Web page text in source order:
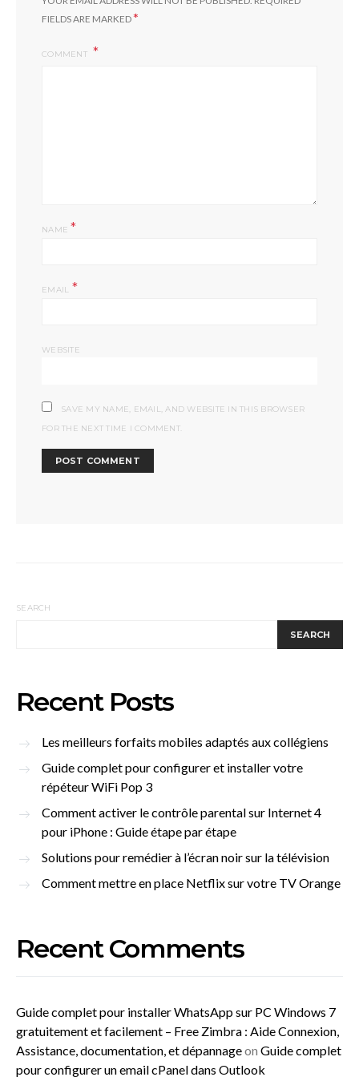
FIELDS ARE MARKED*
COMMENT
NAME *
EMAIL *
WEBSITE
SAVE MY NAME, EMAIL, AND WEBSITE IN THIS BROWSER
FOR THE NEXT TIME I COMMENT.
SEARCH
SEARCH
Recent Posts
Les meilleurs forfaits mobiles adaptés aux collégiens
Guide complet pour configurer et installer votre
répéteur WiFi Pop 3
Comment activer le contrôle parental sur Internet 4
pour iPhone : Guide étape par étape
Solutions pour remédier à l’écran noir sur la télévision
Comment mettre en place Netflix sur votre TV Orange
Recent Comments
Guide complet pour installer WhatsApp sur PC Windows 7
gratuitement et facilement – Free Zimbra : Aide Connexion,
Assistance, documentation, et dépannageon Guide complet
pour configurer un email cPanel dans Outlook